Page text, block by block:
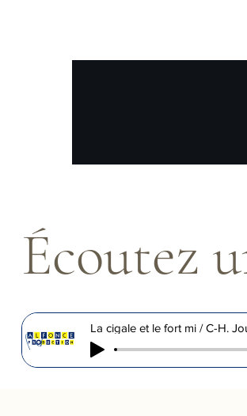
Écoutez
La cigale et le fort mi / C-H.